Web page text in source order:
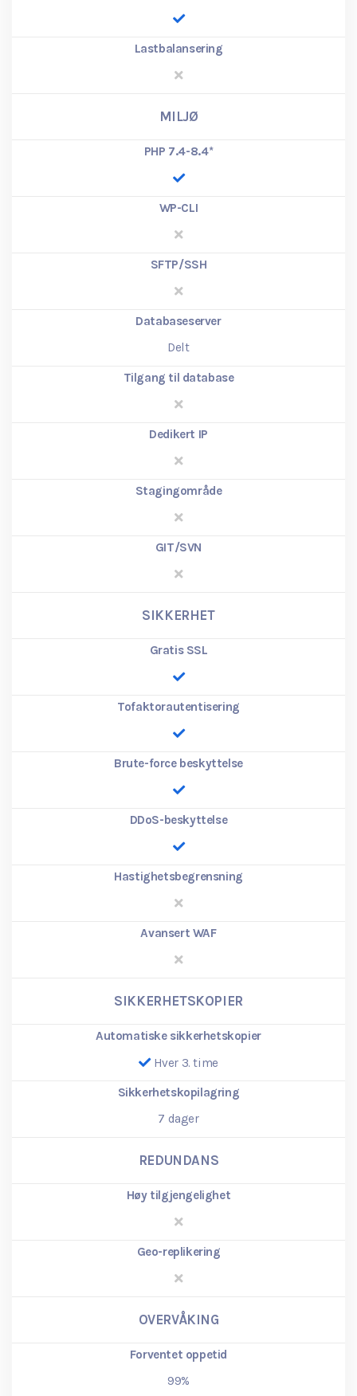
Lastbalansering
MILJØ
PHP 7.4-8.4*
WP-CLI
SFTP/SSH
Databaseserver
Delt
Tilgang til database
Dedikert IP
Stagingområde
GIT/SVN
SIKKERHET
Gratis SSL
Tofaktorautentisering
Brute-force beskyttelse
DDoS-beskyttelse
Hastighetsbegrensning
Avansert WAF
SIKKERHETSKOPIER
Automatiske sikkerhetskopier
Hver 3. time
Sikkerhetskopilagring
7 dager
REDUNDANS
Høy tilgjengelighet
Geo-replikering
OVERVÅKING
Forventet oppetid
99%